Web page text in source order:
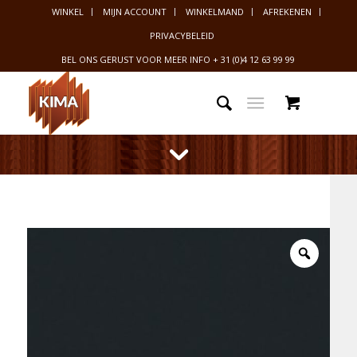
WINKEL MIJN ACCOUNT WINKELMAND
AFREKENEN
PRIVACYBELEID
BEL ONS GERUST VOOR MEER INFO+ 31 (0)4 12 63 99 99